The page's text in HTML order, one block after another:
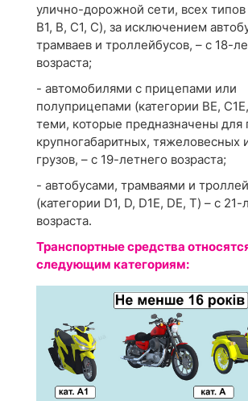
улично-дорожной сети, всех типов
В1, В, С1, С), за исключением
трамваев и троллейбусов, – с 18-
возраста;
- автомобилями с прицепами или
полуприцепами (категории ВЕ,
теми, которые предназначены для
крупногабаритных, тяжеловесных
грузов, – с 19-летнего возраста;
- автобусами, трамваями и
(категории D1, D, D1Е, DЕ, Т) – с 21-
возраста.
Транспортные средства
следующим категориям: